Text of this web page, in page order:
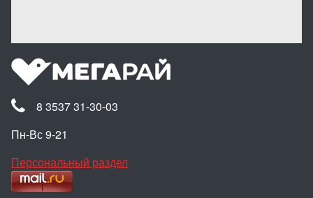
8 3537 31-30-03
Пн-Вс 9-21
Персональный раздел